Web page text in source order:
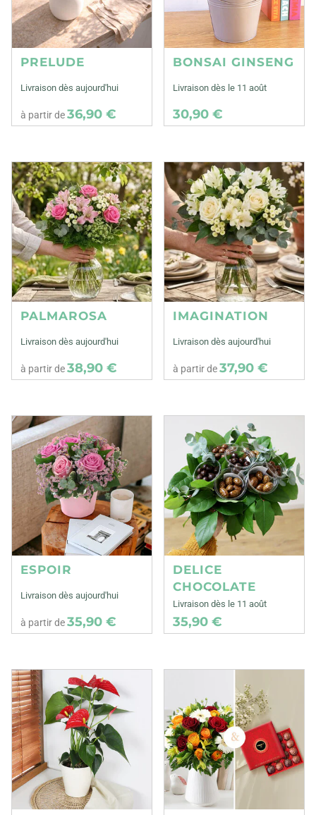
PRELUDE
Livraison dès aujourd'hui
à partir de36,90 €
BONSAI GINSENG
Livraison dès le 11 août
30,90 €
PALMAROSA
Livraison dès aujourd'hui
à partir de38,90 €
IMAGINATION
Livraison dès aujourd'hui
à partir de37,90 €
ESPOIR
Livraison dès aujourd'hui
à partir de35,90 €
DELICE
CHOCOLATE
Livraison dès le 11 août
35,90 €